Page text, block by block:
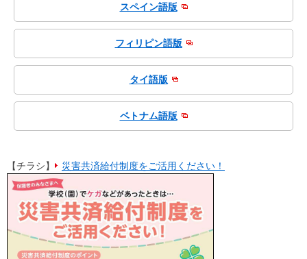
スペイン語版
フィリピン語版
タイ語版
ベトナム語版
【チラシ】 災害共済給付制度をご活用ください！